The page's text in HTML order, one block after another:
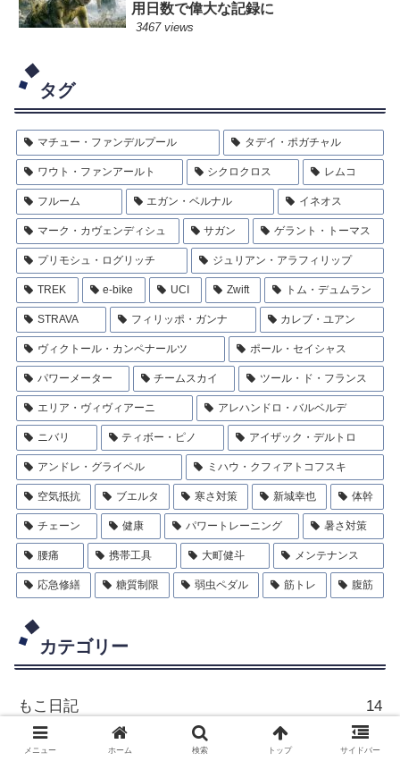
用日数で偉大な記録に
3467 views
タグ
マチュー・ファンデルプール タデイ・ポガチャル
ワウト・ファンアールト シクロクロス レムコ
フルーム エガン・ベルナル イネオス
マーク・カヴェンディシュ サガン ゲラント・トーマス
プリモシュ・ログリッチ ジュリアン・アラフィリップ
TREK e-bike UCI Zwift トム・デュムラン
STRAVA フィリッポ・ガンナ カレブ・ユアン
ヴィクトール・カンペナールツ ポール・セイシャス
パワーメーター チームスカイ ツール・ド・フランス
エリア・ヴィヴィアーニ アレハンドロ・バルベルデ
ニバリ ティボー・ピノ アイザック・デルトロ
アンドレ・グライペル ミハウ・クフィアトコフスキ
空気抵抗 ブエルタ 寒さ対策 新城幸也 体幹
チェーン 健康 パワートレーニング 暑さ対策
腰痛 携帯工具 大町健斗 メンテナンス
応急修繕 糖質制限 弱虫ペダル 筋トレ 腹筋
カテゴリー
もこ日記 14
インプレ 77
メニュー ホーム 検索 トップ サイドバー